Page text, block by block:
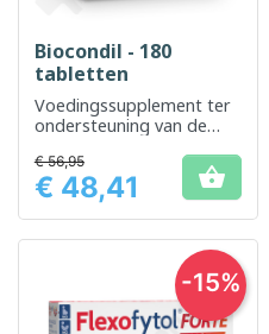
Biocondil - 180
tabletten
Voedingssupplement ter
ondersteuning van de
Prijs
€ 56,95
€ 48,41 
-15%